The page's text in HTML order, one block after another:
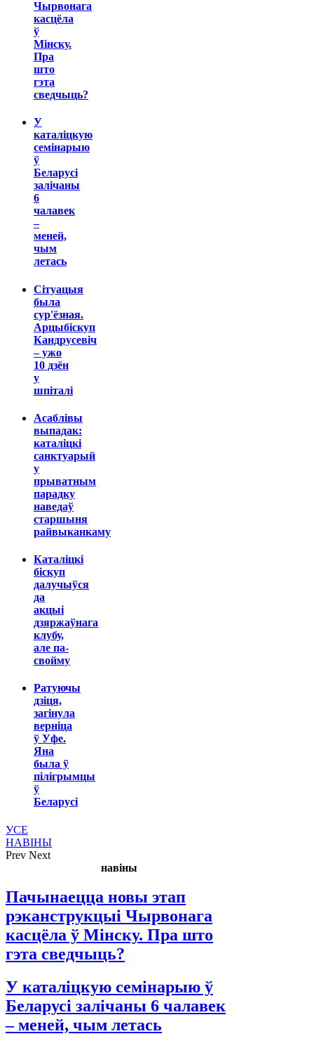
Чырвонага
касцёла
ў
Мінску.
Пра
што
гэта
сведчыць?
У
каталіцкую
семінарыю
ў
Беларусі
залічаны
6
чалавек
–
меней,
чым
летась
Сітуацыя
была
сур'ёзная.
Арцыбіскуп
Кандрусевіч
– ужо
10 дзён
у
шпіталі
Асаблівы
выпадак:
каталіцкі
санктуарый
у
прыватным
парадку
наведаў
старшыня
райвыканкаму
Каталіцкі
біскуп
далучыўся
да
акцыі
дзяржаўнага
клубу,
але па-
свойму
Ратуючы
дзіця,
загінула
верніца
ў Уфе.
Яна
была ў
пілігрымцы
ў
Беларусі
УСЕ
НАВІНЫ
Prev Next
навіны
Пачынаецца новы этап
рэканструкцыі Чырвонага
касцёла ў Мінску. Пра што
гэта сведчыць?
У каталіцкую семінарыю ў
Беларусі залічаны 6 чалавек
– меней, чым летась